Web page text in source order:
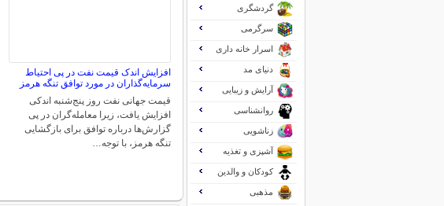
افزایش اندک قیمت نفت در پی احتیاط
سرمایه‌گذاران در مورد توافق تنگه هرمز
قیمت جهانی نفت روز پنج‌شنبه اندکی
افزایش یافت، زیرا معامله‌گران در پی
گزارش‌ها درباره توافق برای بازگشایی
تنگه هرمز، با توجه…
گردشگری
سرگرمی
اسرار خانه داری
دنیای مد
آرایش و زیبایی
روانشناسی
زناشویی
آشپزی و تغذیه
کودکان و والدین
مذهبی